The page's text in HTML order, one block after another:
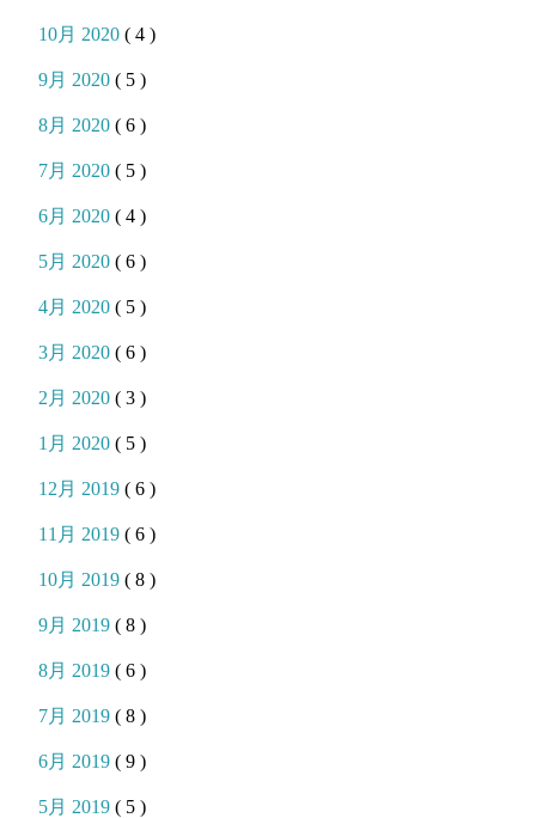
10月 2020( 4 )
9月 2020( 5 )
8月 2020( 6 )
7月 2020( 5 )
6月 2020( 4 )
5月 2020( 6 )
4月 2020( 5 )
3月 2020( 6 )
2月 2020( 3 )
1月 2020( 5 )
12月 2019( 6 )
11月 2019( 6 )
10月 2019( 8 )
9月 2019( 8 )
8月 2019( 6 )
7月 2019( 8 )
6月 2019( 9 )
5月 2019( 5 )